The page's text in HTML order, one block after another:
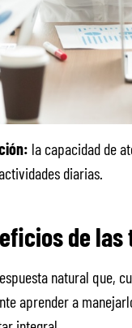
la capacidad de
diarias.
de
natural que,
aprender a